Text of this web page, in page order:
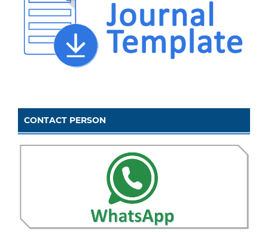
CONTACT PERSON